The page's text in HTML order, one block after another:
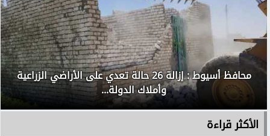
محافظ أسيوط : إزالة 26 حالة تعدي على الأراضي الزراعية
وأملاك الدولة...
الأكثر قراءة